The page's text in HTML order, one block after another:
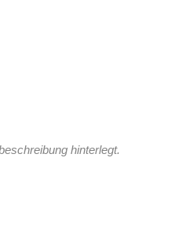
hinterlegt.